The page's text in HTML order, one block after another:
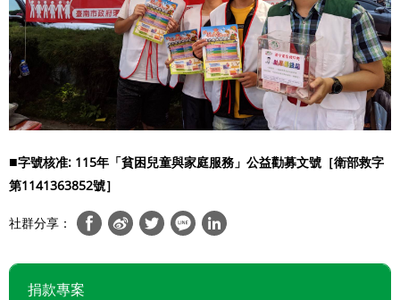
■字號核准: 115年「貧困兒童與家庭服務」公益勸募文號［衛部救字
第1141363852號］
社群分享：
捐款專案